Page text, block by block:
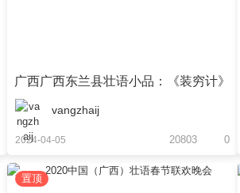
广西广西东兰县壮语小品：《装穷计》
vangzhaij
2024-04-05 20803 0
置顶